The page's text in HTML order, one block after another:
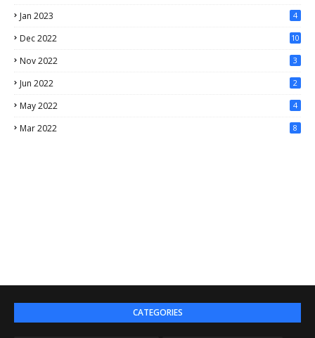
Jan 2023 4
Dec 2022 10
Nov 2022 3
Jun 2022 2
May 2022 4
Mar 2022 8
CATEGORIES